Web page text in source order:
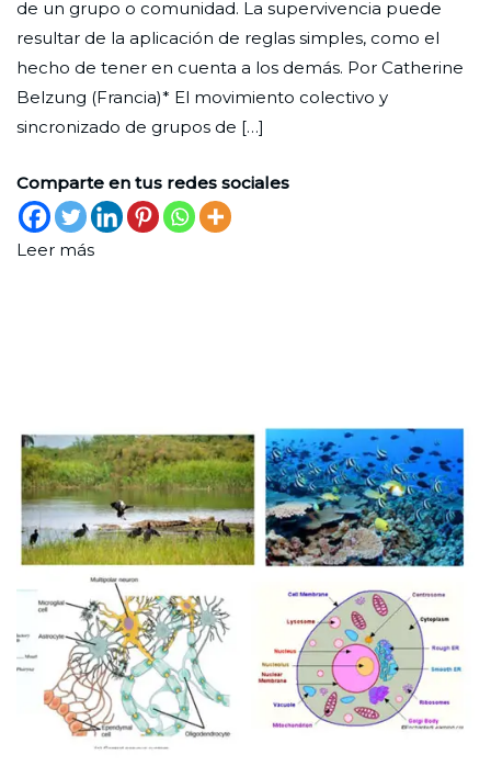
septiembre
de
2023
surgir
de
reglas
simples
de un grupo o comunidad. La supervivencia puede
resultar de la aplicación de reglas simples, como el
hecho de tener en cuenta a los demás. Por Catherine
Belzung (Francia)* El movimiento colectivo y
sincronizado de grupos de […]
Comparte en tus redes sociales
Leer más